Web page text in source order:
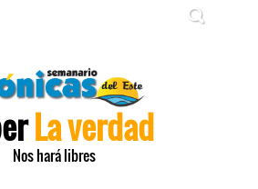
La verdad
Nos hará libres